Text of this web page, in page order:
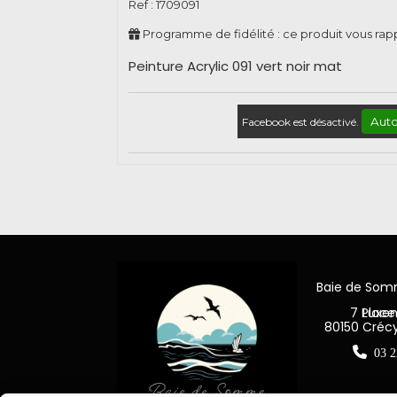
Ref : 1709091
Programme de fidélité : ce produit vous
Peinture Acrylic 091 vert noir mat
Facebook est désactivé.
Baie de
7 Place
80150
 03